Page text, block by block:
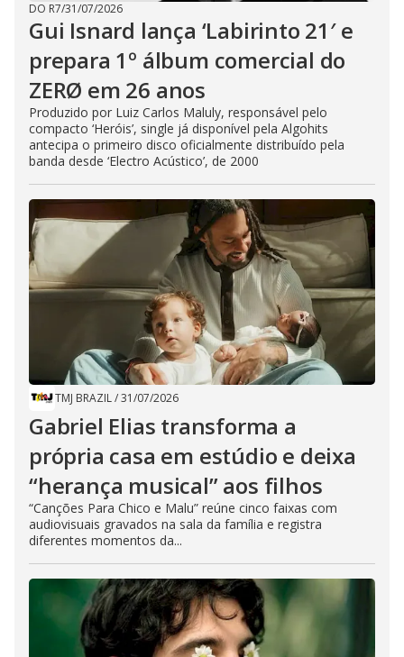
DO R7/31/07/2026
Gui Isnard lança ‘Labirinto 21′ e
prepara 1º álbum comercial do
ZERØ em 26 anos
Produzido por Luiz Carlos Maluly, responsável pelo
compacto ‘Heróis’, single já disponível pela Algohits
antecipa o primeiro disco oficialmente distribuído pela
banda desde ‘Electro Acústico’, de 2000
TMJ BRAZIL/31/07/2026
Gabriel Elias transforma a
própria casa em estúdio e deixa
“herança musical” aos filhos
“Canções Para Chico e Malu” reúne cinco faixas com
audiovisuais gravados na sala da família e registra
diferentes momentos da...